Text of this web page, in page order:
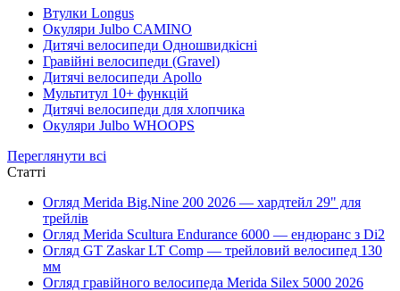
Втулки Longus
Окуляри Julbo CAMINO
Дитячі велосипеди Одношвидкісні
Гравійні велосипеди (Gravel)
Дитячі велосипеди Apollo
Мультитул 10+ функцій
Дитячі велосипеди для хлопчика
Окуляри Julbo WHOOPS
Переглянути всі
Статті
Огляд Merida Big.Nine 200 2026 — хардтейл 29" для
трейлів
Огляд Merida Scultura Endurance 6000 — ендюранс з Di2
Огляд GT Zaskar LT Comp — трейловий велосипед 130
мм
Огляд гравійного велосипеда Merida Silex 5000 2026